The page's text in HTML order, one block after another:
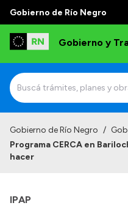
Gobierno de Río Negro
Gobierno y
Institucional
Autoridades, Áreas y
Gobierno de Río Negro /
Programa CERCA en
hacer
IPAP